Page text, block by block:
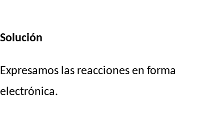
Solución
Expresamos las reacciones en forma
electrónica.